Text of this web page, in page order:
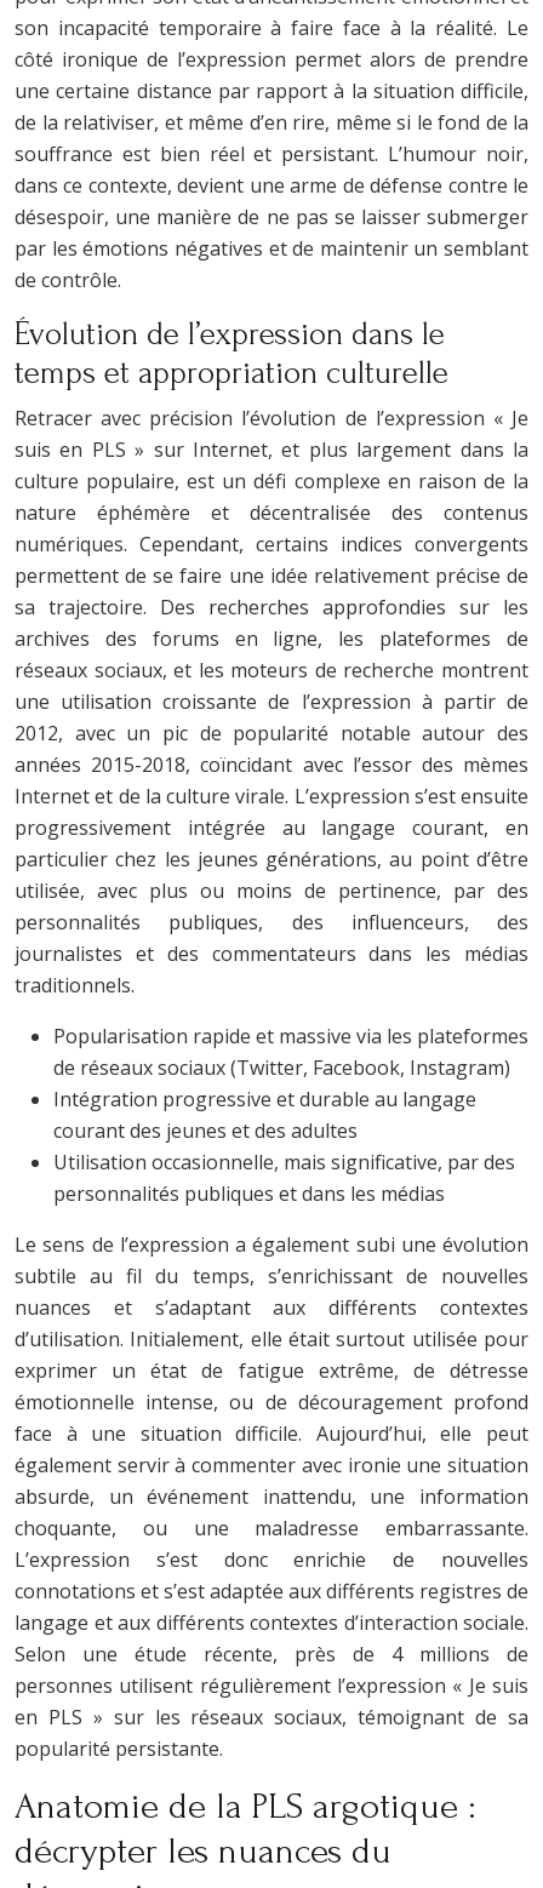
son incapacité temporaire à faire face à la réalité. Le
côté ironique de l’expression permet alors de prendre
une certaine distance par rapport à la situation difficile,
de la relativiser, et même d’en rire, même si le fond de la
souffrance est bien réel et persistant. L’humour noir,
dans ce contexte, devient une arme de défense contre le
désespoir, une manière de ne pas se laisser submerger
par les émotions négatives et de maintenir un semblant
de contrôle.
Évolution de l’expression dans le
temps et appropriation culturelle
Retracer avec précision l’évolution de l’expression « Je
suis en PLS » sur Internet, et plus largement dans la
culture populaire, est un défi complexe en raison de la
nature éphémère et décentralisée des contenus
numériques. Cependant, certains indices convergents
permettent de se faire une idée relativement précise de
sa trajectoire. Des recherches approfondies sur les
archives des forums en ligne, les plateformes de
réseaux sociaux, et les moteurs de recherche montrent
une utilisation croissante de l’expression à partir de
2012, avec un pic de popularité notable autour des
années 2015-2018, coïncidant avec l’essor des mèmes
Internet et de la culture virale. L’expression s’est ensuite
progressivement intégrée au langage courant, en
particulier chez les jeunes générations, au point d’être
utilisée, avec plus ou moins de pertinence, par des
personnalités publiques, des influenceurs, des
journalistes et des commentateurs dans les médias
traditionnels.
Popularisation rapide et massive via les plateformes
de réseaux sociaux (Twitter, Facebook, Instagram)
Intégration progressive et durable au langage
courant des jeunes et des adultes
Utilisation occasionnelle, mais significative, par des
personnalités publiques et dans les médias
Le sens de l’expression a également subi une évolution
subtile au fil du temps, s’enrichissant de nouvelles
nuances et s’adaptant aux différents contextes
d’utilisation. Initialement, elle était surtout utilisée pour
exprimer un état de fatigue extrême, de détresse
émotionnelle intense, ou de découragement profond
face à une situation difficile. Aujourd’hui, elle peut
également servir à commenter avec ironie une situation
absurde, un événement inattendu, une information
choquante, ou une maladresse embarrassante.
L’expression s’est donc enrichie de nouvelles
connotations et s’est adaptée aux différents registres de
langage et aux différents contextes d’interaction sociale.
Selon une étude récente, près de 4 millions de
personnes utilisent régulièrement l’expression « Je suis
en PLS » sur les réseaux sociaux, témoignant de sa
popularité persistante.
Anatomie de la PLS argotique :
décrypter les nuances du